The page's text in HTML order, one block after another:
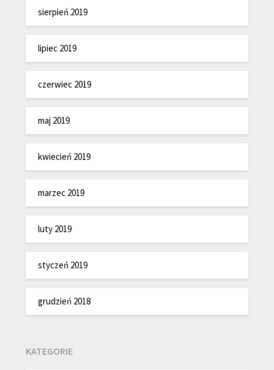
sierpień 2019
lipiec 2019
czerwiec 2019
maj 2019
kwiecień 2019
marzec 2019
luty 2019
styczeń 2019
grudzień 2018
KATEGORIE